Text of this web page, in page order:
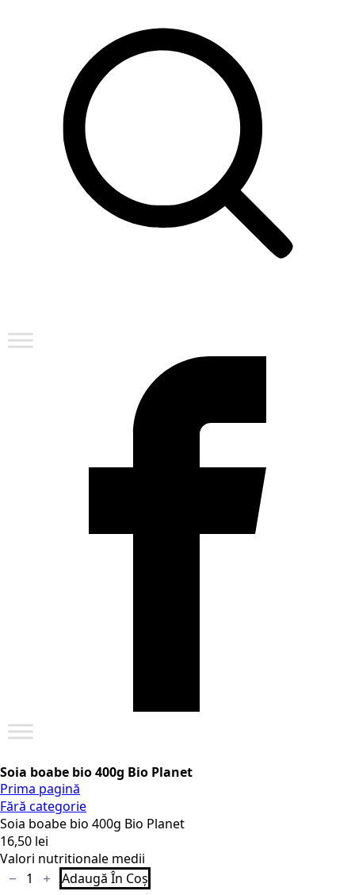
Soia boabe bio 400g Bio Planet
Prima pagină
Fără categorie
Soia boabe bio 400g Bio Planet
16,50 lei
Valori nutritionale medii
Cantitate
Soia
Adaugă În Coș